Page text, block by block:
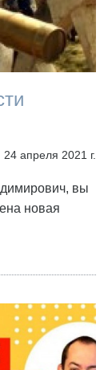
24 апреля 2021 г.
вы
новая